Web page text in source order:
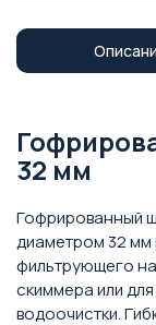
32 мм
Гофрированный
диаметром 32 мм
фильтрующего
скиммера или
водоочистки.